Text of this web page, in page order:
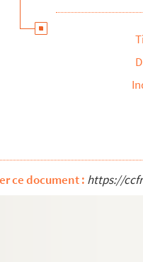
ce document : https://